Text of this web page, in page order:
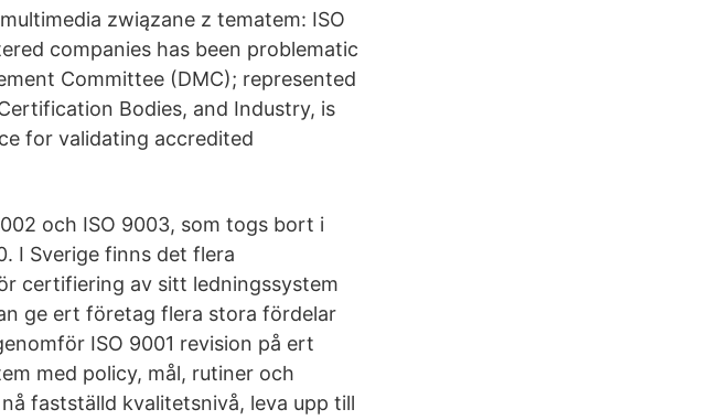
związane z tematem: ISO
companies has been problematic
Committee (DMC); represented
Bodies, and Industry, is
for validating accredited
och ISO 9003, som togs bort i
I Sverige finns det flera
certifiering av sitt ledningssystem
ge ert företag flera stora fördelar
ISO 9001 revision på ert
med policy, mål, rutiner och
fastställd kvalitetsnivå, leva upp till